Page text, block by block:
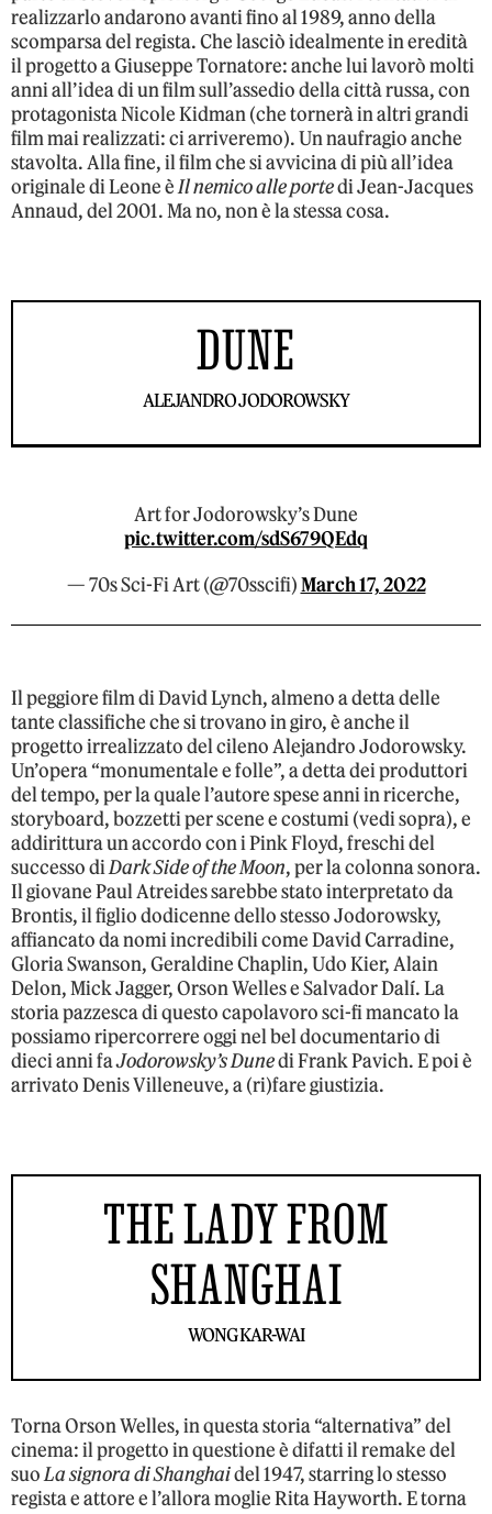
realizzarlo andarono avanti fino al 1989, anno della
scomparsa del regista. Che lasciò idealmente in eredità
il progetto a Giuseppe Tornatore: anche lui lavorò molti
anni all’idea di un film sull’assedio della città russa, con
protagonista Nicole Kidman (che tornerà in altri grandi
film mai realizzati: ci arriveremo). Un naufragio anche
stavolta. Alla fine, il film che si avvicina di più all’idea
originale di Leone èIl nemico alle portedi Jean-Jacques
Annaud, del 2001. Ma no, non è la stessa cosa.
DUNE
ALEJANDRO JODOROWSKY
Art for Jodorowsky’s Dune
pic.twitter.com/sdS679QEdq
— 70s Sci-Fi Art (@70sscifi)March 17, 2022
Il peggiore film di David Lynch, almeno a detta delle
tante classifiche che si trovano in giro, è anche il
progetto irrealizzato del cileno Alejandro Jodorowsky.
Un’opera “monumentale e folle”, a detta dei produttori
del tempo, per la quale l’autore spese anni in ricerche,
storyboard, bozzetti per scene e costumi (vedi sopra), e
addirittura un accordo con i Pink Floyd, freschi del
successo diDark Side of the Moon, per la colonna sonora.
Il giovane Paul Atreides sarebbe stato interpretato da
Brontis, il figlio dodicenne dello stesso Jodorowsky,
affiancato da nomi incredibili come David Carradine,
Gloria Swanson, Geraldine Chaplin, Udo Kier, Alain
Delon, Mick Jagger, Orson Welles e Salvador Dalí. La
storia pazzesca di questo capolavoro sci-fi mancato la
possiamo ripercorrere oggi nel bel documentario di
dieci anni faJodorowsky’s Dunedi Frank Pavich. E poi è
arrivato Denis Villeneuve, a (ri)fare giustizia.
THE LADY FROM
SHANGHAI
WONG KAR-WAI
Torna Orson Welles, in questa storia “alternativa” del
cinema: il progetto in questione è difatti il remake del
suoLa signora di Shanghaidel 1947, starring lo stesso
regista e attore e l’allora moglie Rita Hayworth. E torna